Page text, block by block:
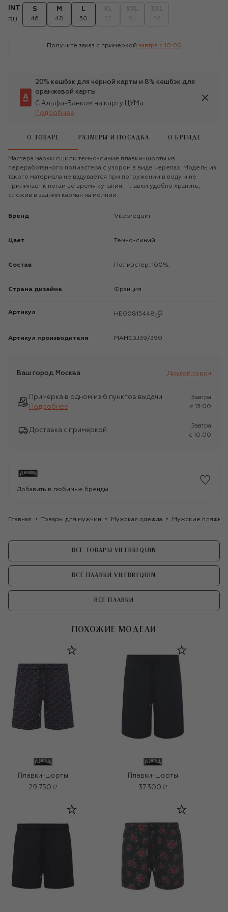
INT
RU
S
46
M
48
L
50
Получите заказ с примеркой завтра c 10:00
20% кешбэк для чёрной карты и 8% кешбэк для
оранжевой карты
С Альфа-Банком на карту ЦУМа
Подробнее
О ТОВАРЕ РАЗМЕРЫ И ПОСАДКА О БРЕНДЕ
Мастера марки сшили темно-синие плавки-шорты из
переработанного полиэстера с узором в виде черепах. Модель из
такого материала не вздувается при погружении в воду и не
прилипает к ногам во время купания. Плавки удобно хранить,
сложив в задний карман на молнии.
Бренд Vilebrequin
Цвет Темно-синий
Состав Полиэстер: 100%;
Страна дизайна Франция
Артикул HE00815448
Артикул производителя MAHC3J39/390
Ваш город Москва Другой город
Примерка в одном из 6 пунктов выдачи
Подробнее
Завтра
c 13:00
Доставка с примеркой
Завтра
c 10:00
Добавить в любимые бренды
Главная Товары для мужчин Мужская одежда Мужские
ВСЕ ТОВАРЫ VILEBREQUIN
ВСЕ ПЛАВКИ VILEBREQUIN
ВСЕ ПЛАВКИ
ПОХОЖИЕ МОДЕЛИ
Плавки-шорты
29 750 ₽
Плавки-шорты
37 300 ₽